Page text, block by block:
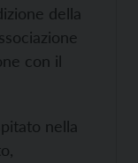
della
con il
nella